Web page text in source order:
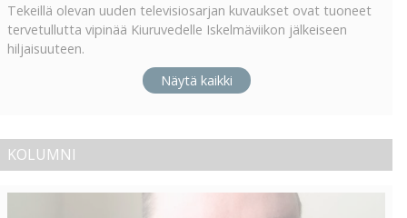
Tekeillä olevan uuden televisiosarjan kuvaukset ovat tuoneet
tervetullutta vipinää Kiuruvedelle Iskelmäviikon jälkeiseen
hiljaisuuteen.
Näytä kaikki
KOLUMNI